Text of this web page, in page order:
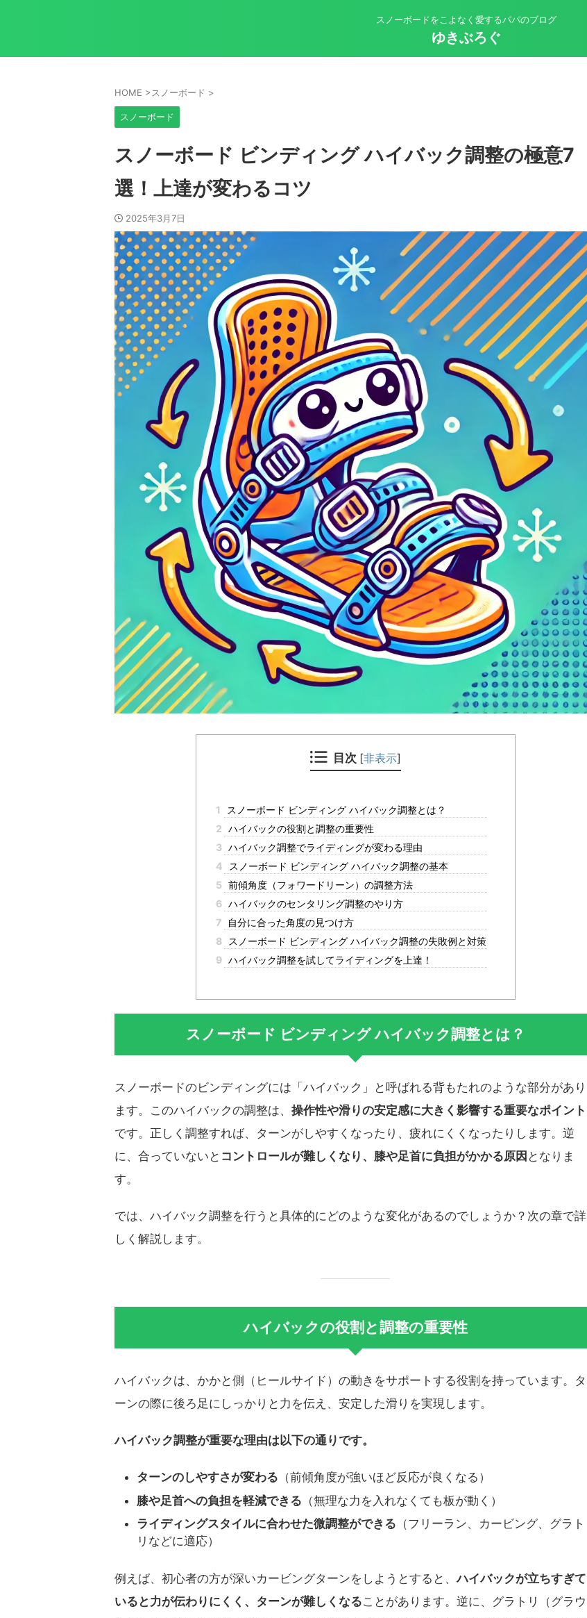
スノーボードをこよなく愛するパパのブログ
ゆきぶろぐ
HOME >スノーボード >
スノーボード
スノーボード ビンディング ハイバック調整の極意7
選！上達が変わるコツ
2025年3月7日
目次 [非表示]
1
スノーボード ビンディング ハイバック調整とは？
2 ハイバックの役割と調整の重要性
3 ハイバック調整でライディングが変わる理由
4
スノーボード ビンディング ハイバック調整の基本
5 前傾角度（フォワードリーン）の調整方法
6 ハイバックのセンタリング調整のやり方
7
自分に合った角度の見つけ方
8
スノーボード ビンディング ハイバック調整の失敗例と対策
9 ハイバック調整を試してライディングを上達！
スノーボード ビンディング ハイバック調整とは？
スノーボードのビンディングには「ハイバック」と呼ばれる背もたれのような部分があり
ます。このハイバックの調整は、 操作性や滑りの安定感に大きく影響する重要なポイント
です。正しく調整すれば、ターンがしやすくなったり、疲れにくくなったりします。逆
に、合っていないと コントロールが難しくなり、膝や足首に負担がかかる原因 となりま
す。
では、ハイバック調整を行うと具体的にどのような変化があるのでしょうか？次の章で詳
しく解説します。
ハイバックの役割と調整の重要性
ハイバックは、かかと側（ヒールサイド）の動きをサポートする役割を持っています。タ
ーンの際に後ろ足にしっかりと力を伝え、安定した滑りを実現します。
ハイバック調整が重要な理由は以下の通りです。
ターンのしやすさが変わる （前傾角度が強いほど反応が良くなる）
膝や足首への負担を軽減できる （無理な力を入れなくても板が動く）
ライディングスタイルに合わせた微調整ができる （フリーラン、カービング、グラト
リなどに適応）
例えば、初心者の方が深いカービングターンをしようとすると、ハイバックが立ちすぎて
いると力が伝わりにくく、ターンが難しくなることがあります。逆に、グラトリ（グラウ